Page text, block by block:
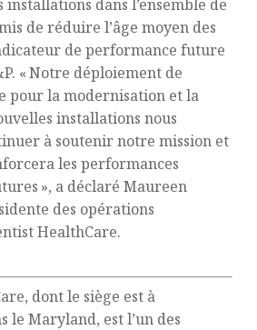
dans l’ensemble de
de réduire l’âge moyen des
de performance future
« Notre déploiement de
pour la modernisation et la
installations nous
à soutenir notre mission et
les performances
», a déclaré Maureen
des opérations
HealthCare.
dont le siège est à
le Maryland, est l’un des